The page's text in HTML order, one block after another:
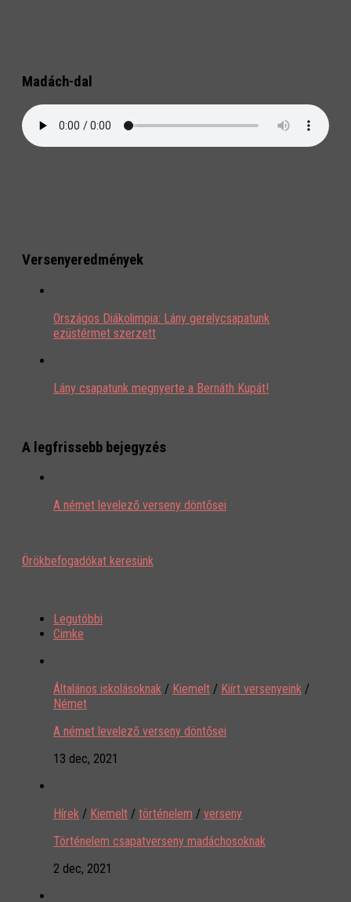
Madách-dal
Versenyeredmények
Országos Diákolimpia: Lány gerelycsapatunk
ezüstérmet szerzett
Lány csapatunk megnyerte a Bernáth Kupát!
A legfrissebb bejegyzés
A német levelező verseny döntősei
Örökbefogadókat keresünk
Legutóbbi
Cimke
Általános iskolásoknak / Kiemelt / Kiírt versenyeink /
Német
A német levelező verseny döntősei
13 dec, 2021
Hírek / Kiemelt / történelem / verseny
Történelem csapatverseny madáchosoknak
2 dec, 2021